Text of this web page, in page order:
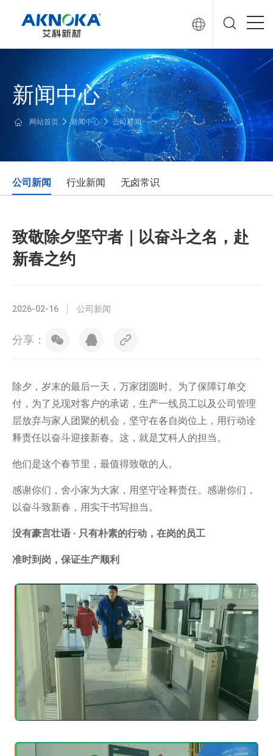
新闻中心
网站首页 新闻中心 公司新闻
公司新闻 行业新闻 无卤常识
致敬除夕坚守者｜以奋斗之名，赴
新春之约
2026-02-16 公司新闻
分享：
除夕，岁末的最后一天，万家团圆时。为了保障订单交
付，为了兑现对客户的承诺，生产一线员工以及公司管理
层放弃与家人团聚的机会，坚守在各自岗位上，用行动诠
释责任以奋斗迎接新春。这，就是艾科人的担当。
他们是这个春节里，最值得致敬的人。
感谢你们，舍小家为大家，用坚守诠释责任。感谢你们，
以奋斗致新春，用实干书写担当。
没有豪言壮语 · 只有朴素的行动， 在岗的员工
准时到岗，保证生产顺利